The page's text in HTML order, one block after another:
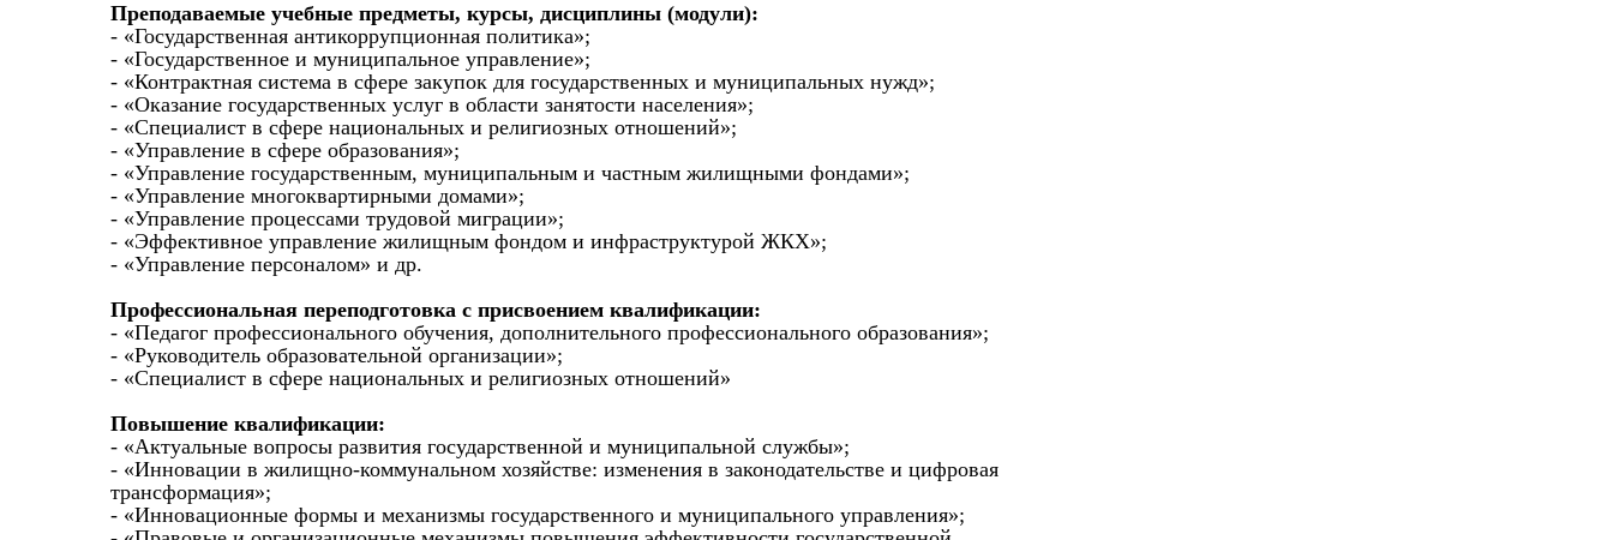
Преподаваемые учебные предметы, курсы, дисциплины (модули):
- «Государственная антикоррупционная политика»;
- «Государственное и муниципальное управление»;
- «Контрактная система в сфере закупок для государственных и муниципальных нужд»;
- «Оказание государственных услуг в области занятости населения»;
- «Специалист в сфере национальных и религиозных отношений»;
- «Управление в сфере образования»;
- «Управление государственным, муниципальным и частным жилищными фондами»;
- «Управление многоквартирными домами»;
- «Управление процессами трудовой миграции»;
- «Эффективное управление жилищным фондом и инфраструктурой ЖКХ»;
- «Управление персоналом» и др.
Профессиональная переподготовка с присвоением квалификации:
- «Педагог профессионального обучения, дополнительного профессионального образования»;
- «Руководитель образовательной организации»;
- «Специалист в сфере национальных и религиозных отношений»
Повышение квалификации:
- «Актуальные вопросы развития государственной и муниципальной службы»;
- «Инновации в жилищно-коммунальном хозяйстве: изменения в законодательстве и цифровая
трансформация»;
- «Инновационные формы и механизмы государственного и муниципального управления»;